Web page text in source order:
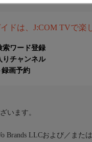
ドは、J:COM TVで楽
索ワード登録
りチャンネル
録画予約
います。
LLCおよび／また